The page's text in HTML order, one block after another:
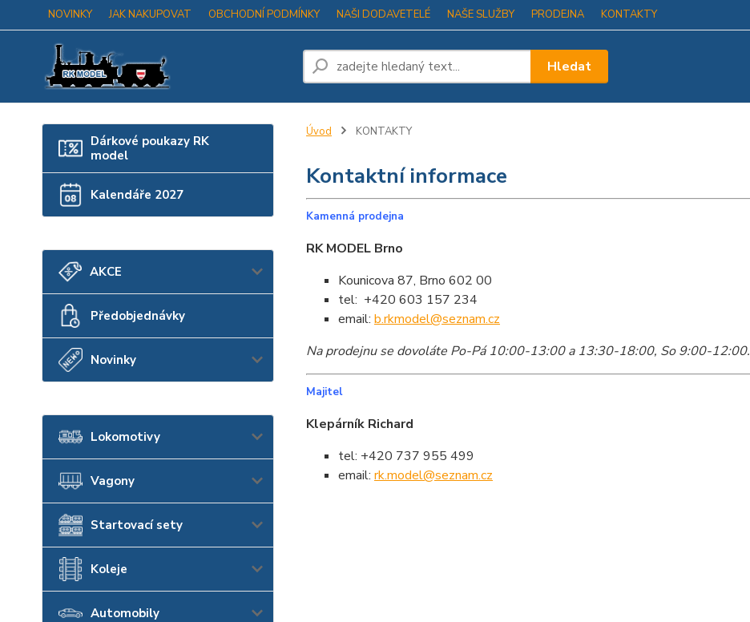
NOVINKY JAK NAKUPOVAT OBCHODNÍ PODMÍNKY NAŠI DODAVETELÉ NAŠE SLUŽBY PRODEJNA KONTAKTY
Hledat
Dárkové poukazy RK
model
Kalendáře 2027
AKCE
Předobjednávky
Novinky
Lokomotivy
Vagony
Startovací sety
Koleje
Automobily
Úvod KONTAKTY
Kontaktní informace
Kamenná prodejna
RK MODEL Brno
Kounicova 87, Brno 602 00
tel: +420 603 157 234
email: b.rkmodel@seznam.cz
Na prodejnu se dovoláte Po-Pá 10:00-13:00 a 13:30-18:00, So 9:00-12:00.
Majitel
Klepárník Richard
tel: +420 737 955 499
email: rk.model@seznam.cz